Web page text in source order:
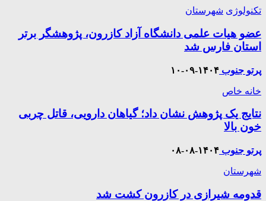
تکنولوژی شهرستان
عضو هیات علمی دانشگاه آزاد کازرون، پژوهشگر برتر
استان فارس شد
پرتو جنوب ۱۴۰۴-۰۹-۱۰
خانه خاص
نتایج یک پژوهش نشان داد؛ گیاهان دارویی، قاتل چربی
خون بالا
پرتو جنوب ۱۴۰۴-۰۸-۰۸
شهرستان
قدومه شیرازی در کازرون کشت شد